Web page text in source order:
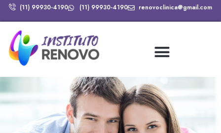
(11) 99930-4190 (11) 99930-4190 renovoclinica@gmail.com